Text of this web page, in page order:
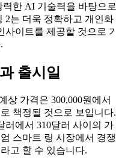
력한 AI 기술력을 바탕으로
2는 더욱 정확하고 개인화
사이트를 제공할 것으로 기
출시일
상 가격은 300,000원에서
책정될 것으로 보입니다.
러에서 310달러 사이의 가
스마트 링 시장에서 경쟁
고 할 수 있습니다.